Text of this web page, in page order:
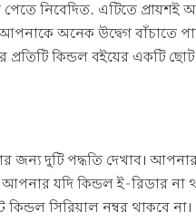
পেতে নিবেদিত. এটিতে
অনেক উদ্বেগ বাঁচাতে
প্রতিটি কিন্ডল বইয়ের একটি
জন্য দুটি পদ্ধতি দেখাব।
যদি কিন্ডল ই-রিডার না
সিরিয়াল নম্বর থাকবে না।